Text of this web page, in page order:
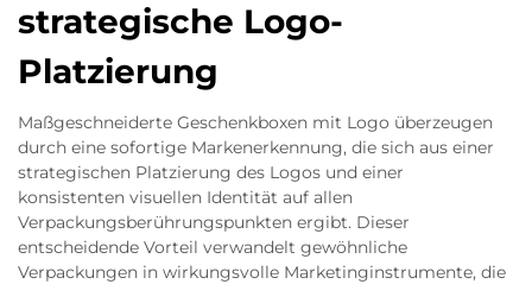
strategische Logo-
Platzierung
Maßgeschneiderte Geschenkboxen mit Logo überzeugen
durch eine sofortige Markenerkennung, die sich aus einer
strategischen Platzierung des Logos und einer
konsistenten visuellen Identität auf allen
Verpackungsberührungspunkten ergibt. Dieser
entscheidende Vorteil verwandelt gewöhnliche
Verpackungen in wirkungsvolle Marketinginstrumente, die